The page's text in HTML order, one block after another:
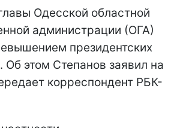
Одесской областной
администрации (ОГА)
президентских
Об этом Степанов заявил на
корреспондент РБК-